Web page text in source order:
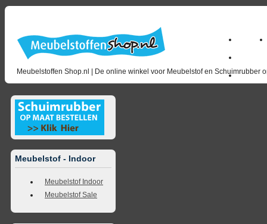
Meubelstoffen Shop.nl | De online winkel voor Meubelstof en Schuimrubber
Home
Meubelstof - Indoor
Meubelstof Indoor
Meubelstof Sale